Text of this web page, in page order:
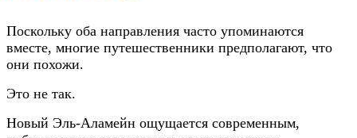
Поскольку оба направления часто упоминаются
вместе, многие путешественники предполагают, что
они похожи.
Это не так.
Новый Эль-Аламейн ощущается современным,